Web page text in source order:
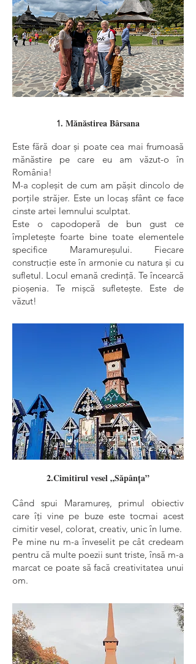
1. Mănăstirea Bârsana
Este fără doar și poate cea mai frumoasă
mănăstire pe care eu am văzut-o în
România!
M-a copleșit de cum am pășit dincolo de
porțile străjer. Este un locaș sfânt ce face
cinste artei lemnului sculptat.
Este o capodoperă de bun gust ce
împletește foarte bine toate elementele
specifice Maramureșului. Fiecare
construcție este în armonie cu natura și cu
sufletul. Locul emană credință. Te încearcă
pioșenia. Te mișcă sufletește. Este de
văzut!
2.Cimitirul vesel „Săpânța”
Când spui Maramureș, primul obiectiv
care îți vine pe buze este tocmai acest
cimitir vesel, colorat, creativ, unic în lume.
Pe mine nu m-a înveselit pe cât credeam
pentru că multe poezii sunt triste, însă m-a
marcat ce poate să facă creativitatea unui
om.